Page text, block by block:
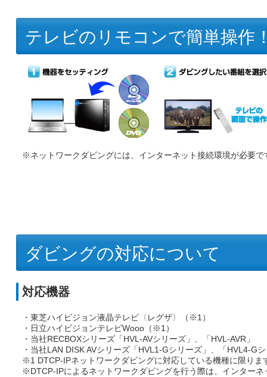
テレビのリモコンで簡単操作
※ネットワークダビングには、インターネット接続環境が必要で
ダビングの対応について
対応機器
・東芝ハイビジョン液晶テレビ〈レグザ〉（※1）
・日立ハイビジョンテレビWooo（※1）
・当社RECBOXシリーズ「HVL-AVシリーズ」、「HVL-AVR」
・当社LAN DISK AVシリーズ「HVL1-Gシリーズ」、「HVL4-G
※1 DTCP-IPネットワークダビングに対応している機種に限りま
※DTCP-IPによるネットワークダビングを行う際は、インター